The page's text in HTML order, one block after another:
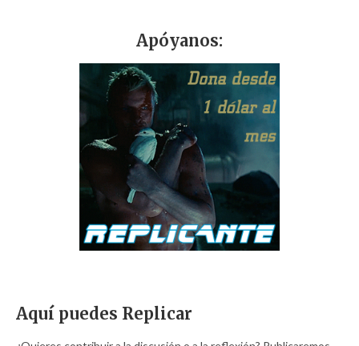
Apóyanos:
Aquí puedes Replicar